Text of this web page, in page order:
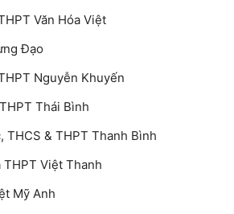
Văn Hóa Việt
Đạo
Nguyễn Khuyến
Thái Bình
THCS & THPT Thanh Bình
Việt Thanh
Mỹ Anh